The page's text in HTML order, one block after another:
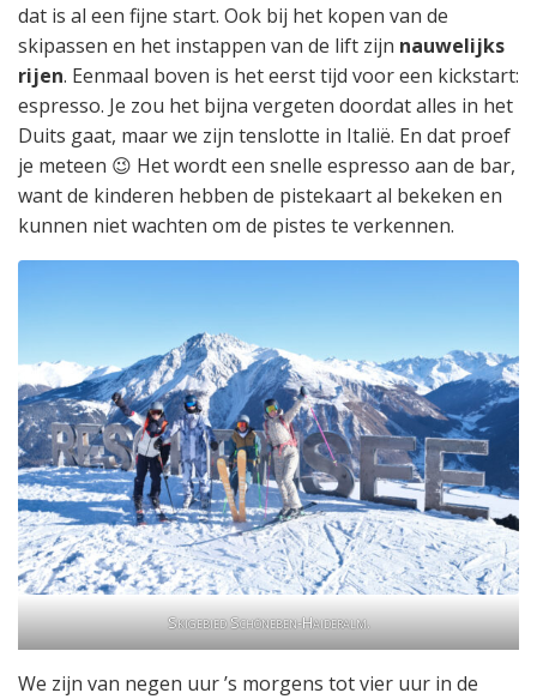
dat is al een fijne start. Ook bij het kopen van de
skipassen en het instappen van de lift zijn nauwelijks
rijen. Eenmaal boven is het eerst tijd voor een kickstart:
espresso. Je zou het bijna vergeten doordat alles in het
Duits gaat, maar we zijn tenslotte in Italië. En dat proef
je meteen 😉 Het wordt een snelle espresso aan de bar,
want de kinderen hebben de pistekaart al bekeken en
kunnen niet wachten om de pistes te verkennen.
Skigebied Schöneben-Haideralm.
We zijn van negen uur ’s morgens tot vier uur in de